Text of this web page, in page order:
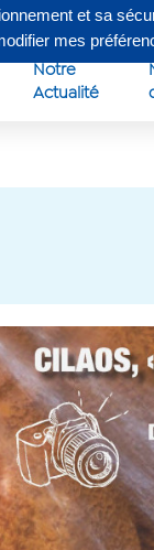
de 8h à 16h30
Notre
Actualité
et sa
mes